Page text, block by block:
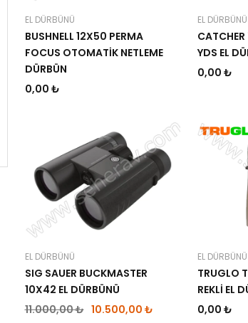
EL DÜRBÜNÜ
BUSHNELL 12X50 PERMA
FOCUS OTOMATİK NETLEME
DÜRBÜN
0,00 ₺
EL DÜRBÜNÜ
YDS EL
0,00 ₺
EL DÜRBÜNÜ
SIG SAUER BUCKMASTER
10X42 EL DÜRBÜNÜ
11.000,00 ₺ 10.500,00 ₺
EL DÜRBÜNÜ
TRUGLO
REKLİ EL
0,00 ₺